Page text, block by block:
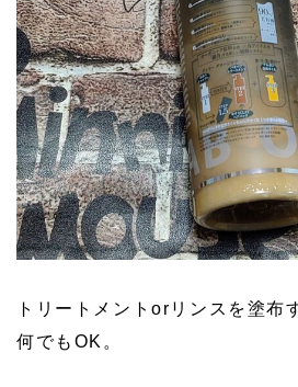
トリートメントorリンスを塗布
何でもOK。